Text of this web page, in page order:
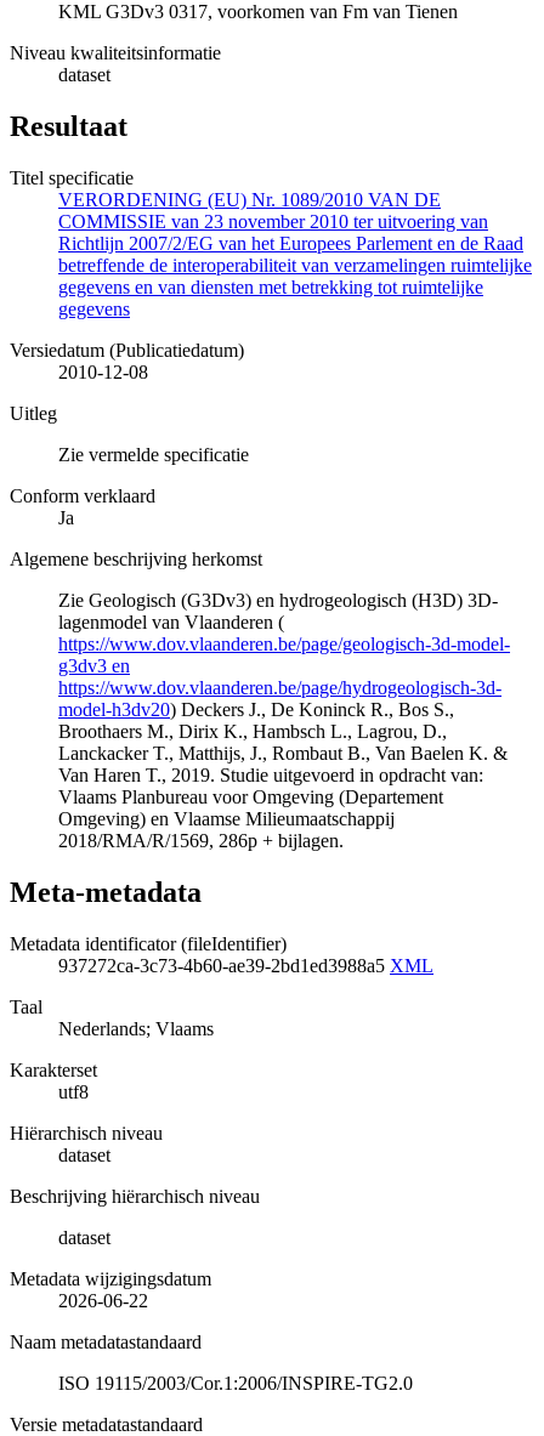
KML G3Dv3 0317, voorkomen van Fm van Tienen
Niveau kwaliteitsinformatie
dataset
Resultaat
Titel specificatie
VERORDENING (EU) Nr. 1089/2010 VAN DE
COMMISSIE van 23 november 2010 ter uitvoering van
Richtlijn 2007/2/EG van het Europees Parlement en de Raad
betreffende de interoperabiliteit van verzamelingen ruimtelijke
gegevens en van diensten met betrekking tot ruimtelijke
gegevens
Versiedatum (Publicatiedatum)
2010-12-08
Uitleg
Zie vermelde specificatie
Conform verklaard
Ja
Algemene beschrijving herkomst
Zie Geologisch (G3Dv3) en hydrogeologisch (H3D) 3D-
lagenmodel van Vlaanderen (
https://www.dov.vlaanderen.be/page/geologisch-3d-model-
g3dv3 en
https://www.dov.vlaanderen.be/page/hydrogeologisch-3d-
model-h3dv20) Deckers J., De Koninck R., Bos S.,
Broothaers M., Dirix K., Hambsch L., Lagrou, D.,
Lanckacker T., Matthijs, J., Rombaut B., Van Baelen K. &
Van Haren T., 2019. Studie uitgevoerd in opdracht van:
Vlaams Planbureau voor Omgeving (Departement
Omgeving) en Vlaamse Milieumaatschappij
2018/RMA/R/1569, 286p + bijlagen.
Meta-metadata
Metadata identificator (fileIdentifier)
937272ca-3c73-4b60-ae39-2bd1ed3988a5 XML
Taal
Nederlands; Vlaams
Karakterset
utf8
Hiërarchisch niveau
dataset
Beschrijving hiërarchisch niveau
dataset
Metadata wijzigingsdatum
2026-06-22
Naam metadatastandaard
ISO 19115/2003/Cor.1:2006/INSPIRE-TG2.0
Versie metadatastandaard